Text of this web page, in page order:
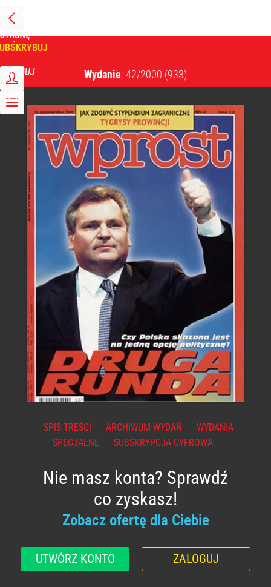
PRZEJDŹ
NA
STRONĘ
GŁÓWNĄ
ZALOGUJ
MENU
Wydanie: 42/2000 (933)
SPIS TREŚCI ARCHIWUM WYDAŃ
WYDANIA
SPECJALNE
SUBSKRYPCJA CYFROWA
Nie masz konta? Sprawdź
co zyskasz!
Zobacz ofertę dla Ciebie
UTWÓRZ KONTO ZALOGUJ